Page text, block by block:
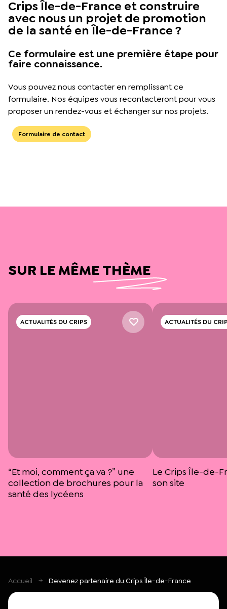
Crips Île-de-France et construire
avec nous un projet de promotion
de la santé en Île-de-France ?
Ce formulaire est une première étape pour
faire connaissance.
Vous pouvez nous contacter en remplissant ce
formulaire. Nos équipes vous recontacteront pour vous
proposer un rendez-vous et échanger sur nos projets.
Formulaire de contact
SUR LE MÊME THÈME
ACTUALITÉS DU CRIPS
“Et moi, comment ça va ?” une
collection de brochures pour la
santé des lycéens
ACTUALITÉS DU
Le Crips Île-de-
son site
Accueil Devenez partenaire du Crips Île-de-France